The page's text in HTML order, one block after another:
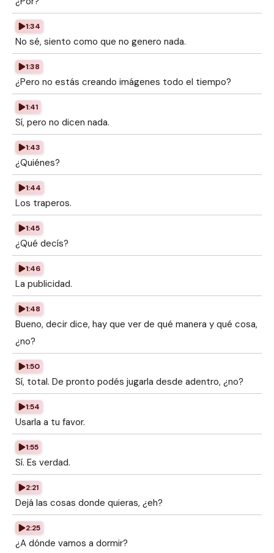
1:34
No sé, siento como que no genero nada.
1:38
¿Pero no estás creando imágenes todo el tiempo?
1:41
Sí, pero no dicen nada.
1:43
¿Quiénes?
1:44
Los traperos.
1:45
¿Qué decís?
1:46
La publicidad.
1:48
Bueno, decir dice, hay que ver de qué manera y qué cosa,
¿no?
1:50
Sí, total. De pronto podés jugarla desde adentro, ¿no?
1:54
Usarla a tu favor.
1:55
Sí. Es verdad.
2:21
Dejá las cosas donde quieras, ¿eh?
2:25
¿A dónde vamos a dormir?